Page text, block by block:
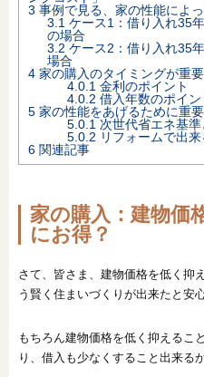
3 事例で見る、家の性能によ
3.1 ケース1：借り入れ35
の場合
3.2 ケース2：借り入れ35
場合
4 家の購入のタイミングが重
4.0.1 金利のポイント
4.0.2 借入年数のポイン
5 家の性能をあげるために重
5.0.1次世代省エネ基準
5.0.2 リフォームで出
6 関連記事
家の購入：建物価
にお得？
さて、皆さま、建物価格を低く抑
う賢く住まいづくりが出来たと安
もちろん建物価格を低く抑えるこ
り、借入も少なくすること出来る